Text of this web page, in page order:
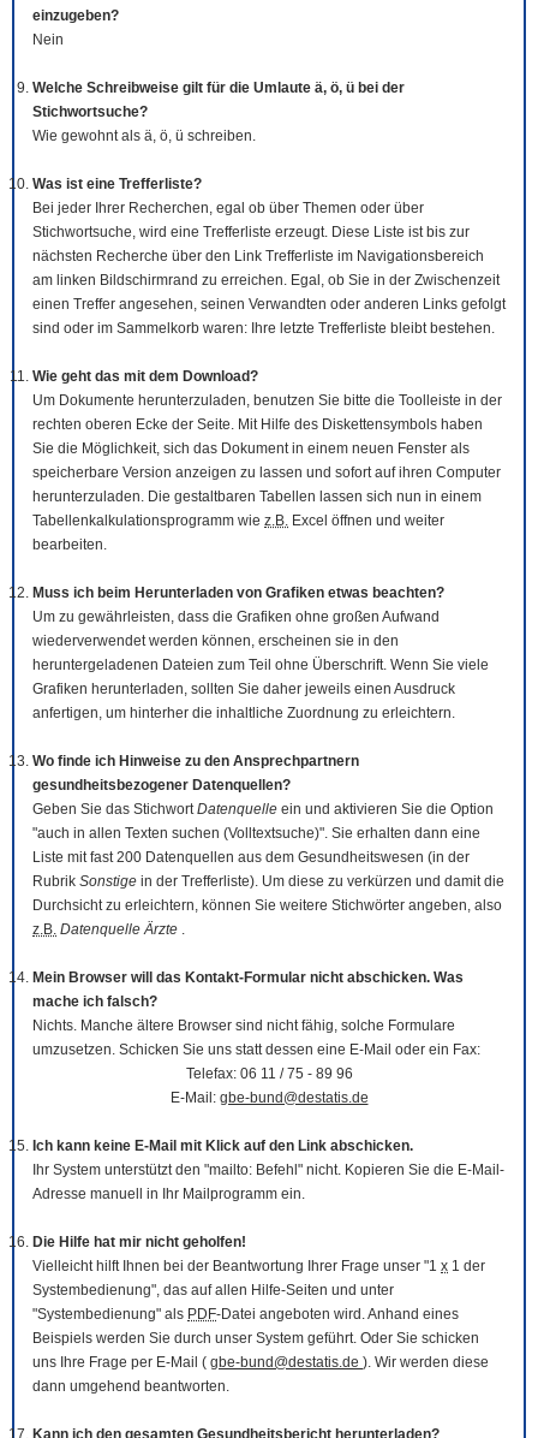
einzugeben?
Nein
Welche Schreibweise gilt für die Umlaute ä, ö, ü bei der
Stichwortsuche?
Wie gewohnt als ä, ö, ü schreiben.
Was ist eine Trefferliste?
Bei jeder Ihrer Recherchen, egal ob über Themen oder über
Stichwortsuche, wird eine Trefferliste erzeugt. Diese Liste ist bis zur
nächsten Recherche über den Link Trefferliste im Navigationsbereich
am linken Bildschirmrand zu erreichen. Egal, ob Sie in der Zwischenzeit
einen Treffer angesehen, seinen Verwandten oder anderen Links gefolgt
sind oder im Sammelkorb waren: Ihre letzte Trefferliste bleibt bestehen.
Wie geht das mit dem Download?
Um Dokumente herunterzuladen, benutzen Sie bitte die Tool leiste in der
rechten oberen Ecke der Seite. Mit Hilfe des Diskettensymbols haben
Sie die Möglichkeit, sich das Dokument in einem neuen Fenster als
speicherbare Version anzeigen zu lassen und sofort auf ihren Computer
herunterzuladen. Die gestaltbaren Tabellen lassen sich nun in einem
Tabellenkalkulationsprogramm wie z.B. Excel öffnen und weiter
bearbeiten.
Muss ich beim Herunterladen von Grafiken etwas beachten?
Um zu gewährleisten, dass die Grafiken ohne großen Aufwand
wiederverwendet werden können, erscheinen sie in den
heruntergeladenen Dateien zum Teil ohne Überschrift. Wenn Sie viele
Grafiken herunterladen, sollten Sie daher jeweils einen Ausdruck
anfertigen, um hinterher die inhaltliche Zuordnung zu erleichtern.
Wo finde ich Hinweise zu den Ansprechpartnern
gesundheitsbezogener Datenquellen?
Geben Sie das StichwortDatenquelle ein und aktivieren Sie die Option
"auch in allen Texten suchen (Volltextsuche)". Sie erhalten dann eine
Liste mit fast 200 Datenquellen aus dem Gesundheitswesen (in der
Rubrik Sonstige in der Trefferliste). Um diese zu verkürzen und damit die
Durchsicht zu erleichtern, können Sie weitere Stichwörter angeben, also
z.B. Datenquelle Ärzte .
Mein Browser will das Kontakt-Formular nicht abschicken. Was
mache ich falsch?
Nichts. Manche ältere Browser sind nicht fähig, solche Formulare
umzusetzen. Schicken Sie uns statt dessen eine E-Mail oder ein Fax:
Telefax: 06 11 / 75 - 89 96
E-Mail: gbe-bund@destatis.de
Ich kann keine E-Mail mit Klick auf den Link abschicken.
Ihr System unterstützt den "mailto: Befehl" nicht. Kopieren Sie die E-Mail-
Adresse manuell in Ihr Mailprogramm ein.
Die Hilfe hat mir nicht geholfen!
Vielleicht hilft Ihnen bei der Beantwortung Ihrer Frage unser "1 x 1 der
Systembedienung", das auf allen Hilfe-Seiten und unter
"Systembedienung" als PDF-Datei angeboten wird. Anhand eines
Beispiels werden Sie durch unser System geführt. Oder Sie schicken
uns Ihre Frage per E-Mail ( gbe-bund@destatis.de ). Wir werden diese
dann umgehend beantworten.